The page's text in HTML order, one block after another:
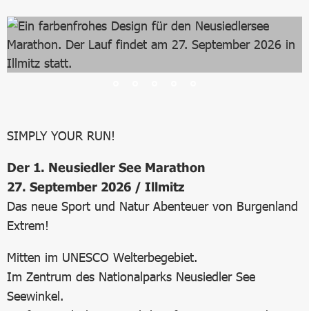
SIMPLY YOUR RUN!
Der 1. Neusiedler See Marathon
27. September 2026 / Illmitz
Das neue Sport und Natur Abenteuer von Burgenland
Extrem!
Mitten im UNESCO Welterbegebiet.
Im Zentrum des Nationalparks Neusiedler See
Seewinkel.